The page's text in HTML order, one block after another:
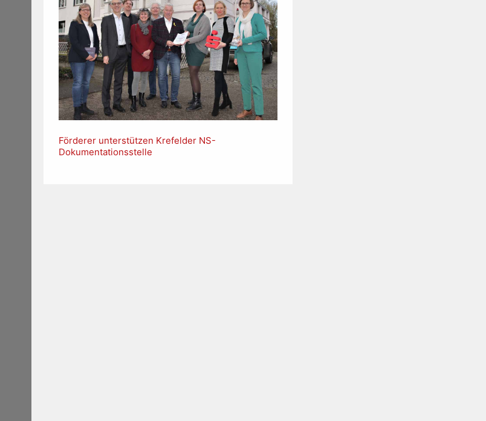
Förderer unterstützen Krefelder NS-
Dokumentationsstelle